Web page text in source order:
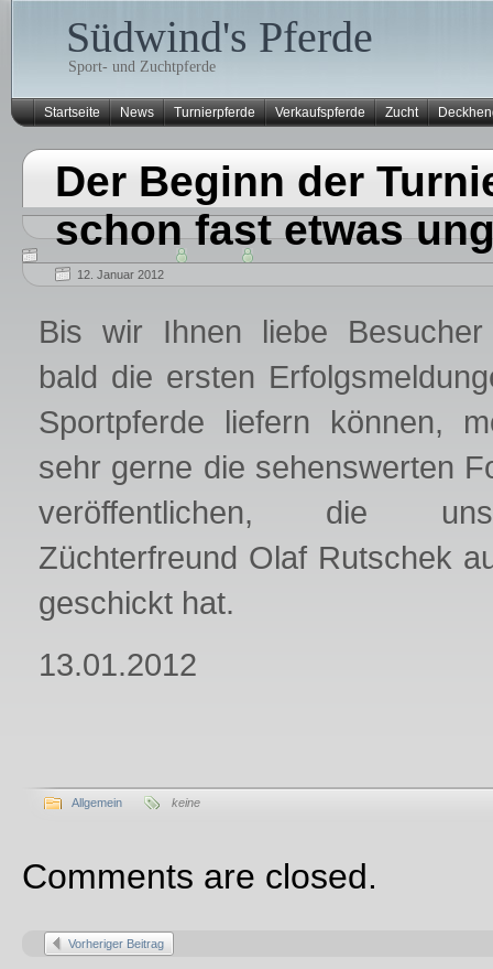
Südwind's Pferde
Sport- und Zuchtpferde
Startseite News Turnierpferde Verkaufspferde Zucht
Der Beginn der
schon fast etwas
12. Januar 2012
Bis wir Ihnen liebe Besucher
bald die ersten
Sportpferde liefern können,
sehr gerne die sehenswerten
veröffentlichen, die
Züchterfreund Olaf Rutschek
geschickt hat.
13.01.2012
Allgemein keine
Comments are closed.
Vorheriger Beitrag